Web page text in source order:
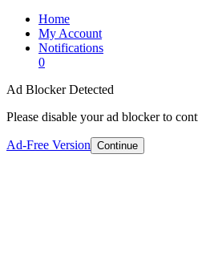
Home
My Account
Notifications
0
Ad Blocker Detected
Please disable your ad blocker to
Ad-Free Version Continue